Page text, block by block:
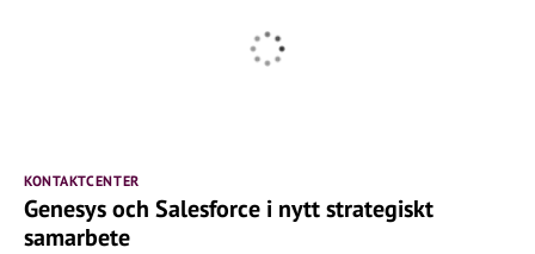
KONTAKTCENTER
Genesys och Salesforce i nytt strategiskt
samarbete